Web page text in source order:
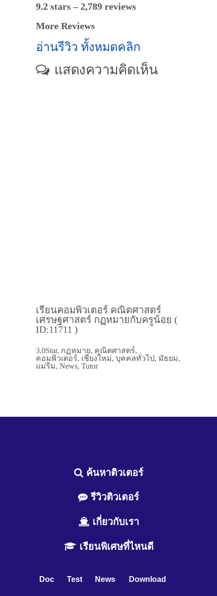
9.2 stars – 2,789 reviews
More Reviews
อ่านรีวิว ทั้งหมดคลิก
แสดงความคิดเห็น
เรียนคอมพิวเตอร์ คณิตศาสตร์
เศรษฐศาสตร์ กฏหมายกับครูน้อย (
ID:11711 )
3.0Star, กฏหมาย, คณิตศาสตร์,
คอมพิวเตอร์, เชียงใหม่, บุคคลทั่วไป, มัธยม,
แม่ริม, News, Tutor
ค้นหาติวเตอร์
รีวิวติวเตอร์
เกี่ยวกับเรา
เรียนพิเศษที่ไหนดี
Doc Test News Download